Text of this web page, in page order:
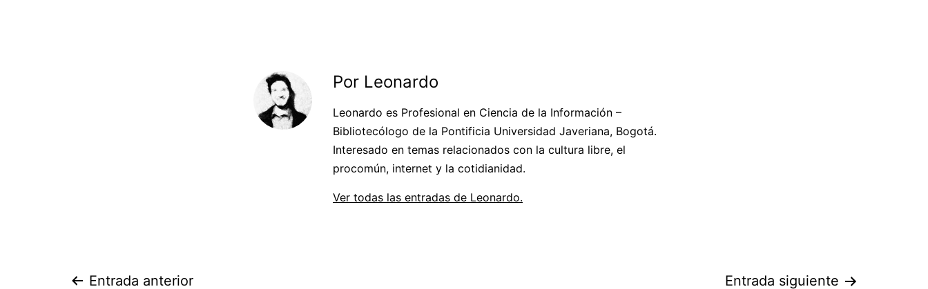
Por Leonardo
Leonardo es Profesional en Ciencia de la Información –
Bibliotecólogo de la Pontificia Universidad Javeriana, Bogotá.
Interesado en temas relacionados con la cultura libre, el
procomún, internet y la cotidianidad.
Ver todas las entradas de Leonardo.
Entrada anterior Entrada siguiente